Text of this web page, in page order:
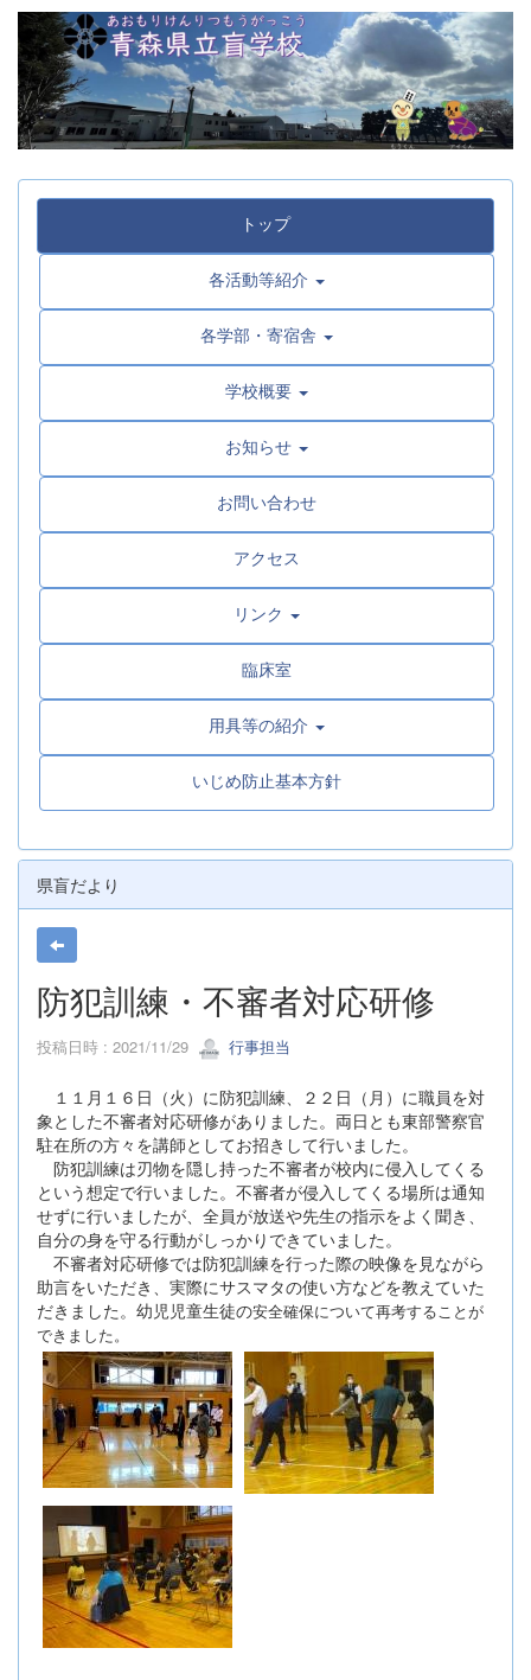
トップ
各活動等紹介
各学部・寄宿舎
学校概要
お知らせ
お問い合わせ
アクセス
リンク
臨床室
用具等の紹介
いじめ防止基本方針
県盲だより
防犯訓練・不審者対応研修
投稿日時 : 2021/11/29 行事担当
１１月１６日（火）に防犯訓練、２２日（月）に職員を対
象とした不審者対応研修がありました。両日とも東部警察官
駐在所の方々を講師としてお招きして行いました。
防犯訓練は刃物を隠し持った不審者が校内に侵入してくる
という想定で行いました。不審者が侵入してくる場所は通知
せずに行いましたが、全員が放送や先生の指示をよく聞き、
自分の身を守る行動がしっかりできていました。
不審者対応研修では防犯訓練を行った際の映像を見ながら
助言をいただき、実際にサスマタの使い方などを教えていた
だきました。幼児児童生徒の安全確保について再考することが
できました。